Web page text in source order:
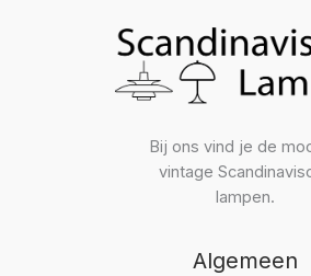
Bij ons vind je de
vintage
lampen.
Algemeen